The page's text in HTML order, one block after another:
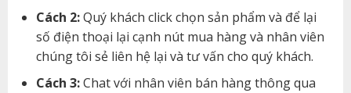
Cách 2:Quý khách click chọn sản phẩm và để lại
số điện thoại lại cạnh nút mua hàng và nhân viên
chúng tôi sẻ liên hệ lại và tư vấn cho quý khách.
Cách 3:Chat với nhân viên bán hàng thông qua